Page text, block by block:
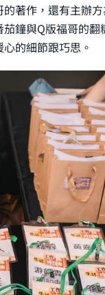
著作，還有主辦
鐘與Q版福哥的
的細節跟巧思。